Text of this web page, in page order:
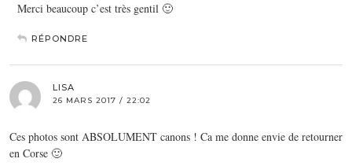
Merci beaucoup c’est très gentil 🙂
RÉPONDRE
LISA
26 MARS 2017 / 22:02
Ces photos sont ABSOLUMENT canons ! Ca me donne envie de retourner
en Corse 🙂